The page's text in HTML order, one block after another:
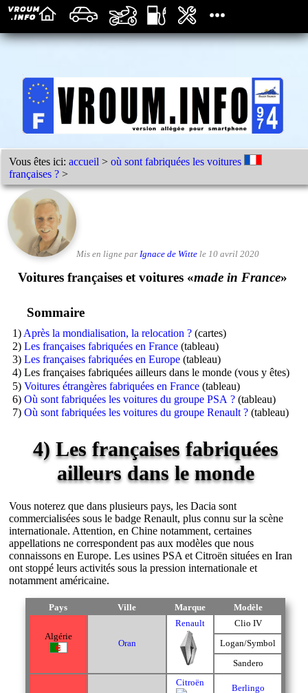
Vous êtes ici:accueil >où sont fabriquées les voitures
françaises ? >
Mis en ligne par Ignace de Witte le 10 avril 2020
Voitures françaises et voitures «made in France»
Sommaire
1) Après la mondialisation, la relocation ? (cartes)
2) Les françaises fabriquées en France (tableau)
3) Les françaises fabriquées en Europe (tableau)
4) Les françaises fabriquées ailleurs dans le monde (vous y êtes)
5) Voitures étrangères fabriquées en France (tableau)
6) Où sont fabriquées les voitures du groupe PSA ? (tableau)
7) Où sont fabriquées les voitures du groupe Renault ? (tableau)
4) Les françaises fabriquées
ailleurs dans le monde
Vous noterez que dans plusieurs pays, les Dacia sont
commercialisées sous le badge Renault, plus connu sur la scène
internationale. Attention, en Chine notamment, certaines
appellations ne correspondent pas aux modèles que nous
connaissons en Europe. Les usines PSA et Citroën situées en Iran
ont stoppé leurs activités sous la pression internationale et
notamment américaine.
Pays Ville Marque Modèle
Algérie
Oran
Renault Clio IV
Logan/Symbol
Sandero
Citroën
Berlingo